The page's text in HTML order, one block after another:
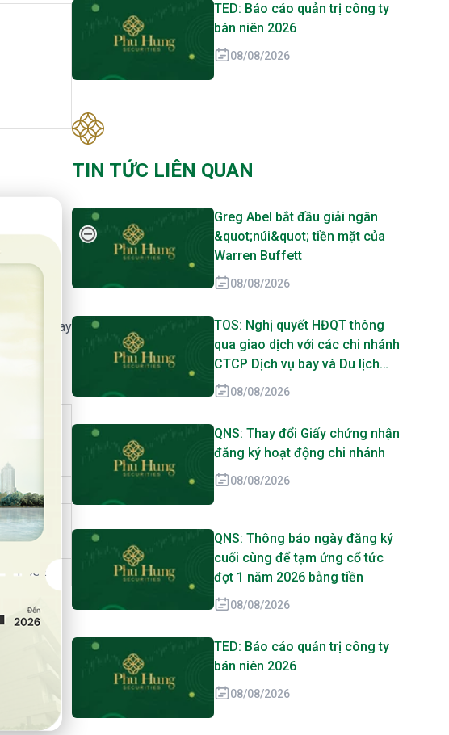
giá cho vay
HOSE
HNX
HOSE
HOSE
TED: Báo cáo quản trị công ty
bán niên 2026
08/08/2026
TIN TỨC LIÊN QUAN
Greg Abel bắt đầu giải ngân
&quot;núi&quot; tiền mặt của
Warren Buffett
08/08/2026
TOS: Nghị quyết HĐQT thông
qua giao dịch với các chi nhánh
CTCP Dịch vụ bay và Du lịch
biển Tân Cảng
08/08/2026
QNS: Thay đổi Giấy chứng nhận
đăng ký hoạt động chi nhánh
08/08/2026
QNS: Thông báo ngày đăng ký
cuối cùng để tạm ứng cổ tức
đợt 1 năm 2026 bằng tiền
08/08/2026
TED: Báo cáo quản trị công ty
bán niên 2026
08/08/2026